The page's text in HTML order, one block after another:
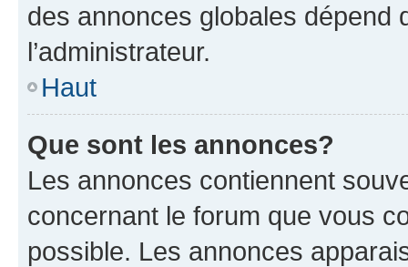
des annonces globales dépend
l’administrateur.
Haut
Que sont les annonces?
Les annonces contiennent
concernant le forum que vous
possible. Les annonces